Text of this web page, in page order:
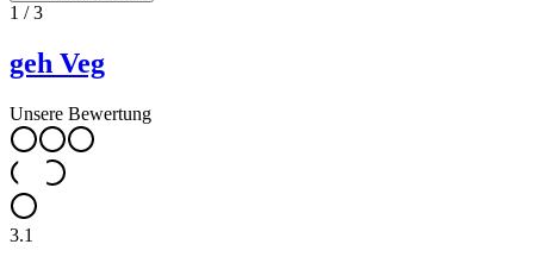
1 /3
geh Veg
Unsere Bewertung
3.1